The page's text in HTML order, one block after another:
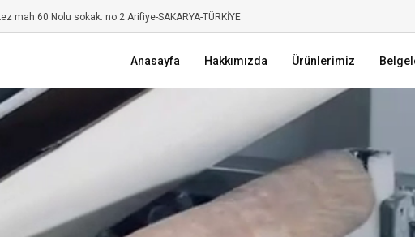
mah.60 Nolu sokak. no 2 Arifiye-SAKARYA-TÜRKİYE
Anasayfa Hakkımızda Ürünlerimiz